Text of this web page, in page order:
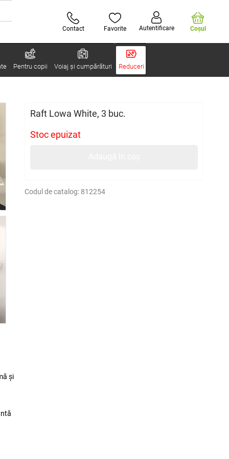
Contact Favorite Autentificare Coşul
Pentru copii Voiaj și cumpărături Reduceri
Raft Lowa White, 3 buc.
Stoc epuizat
Codul de catalog: 812254
și